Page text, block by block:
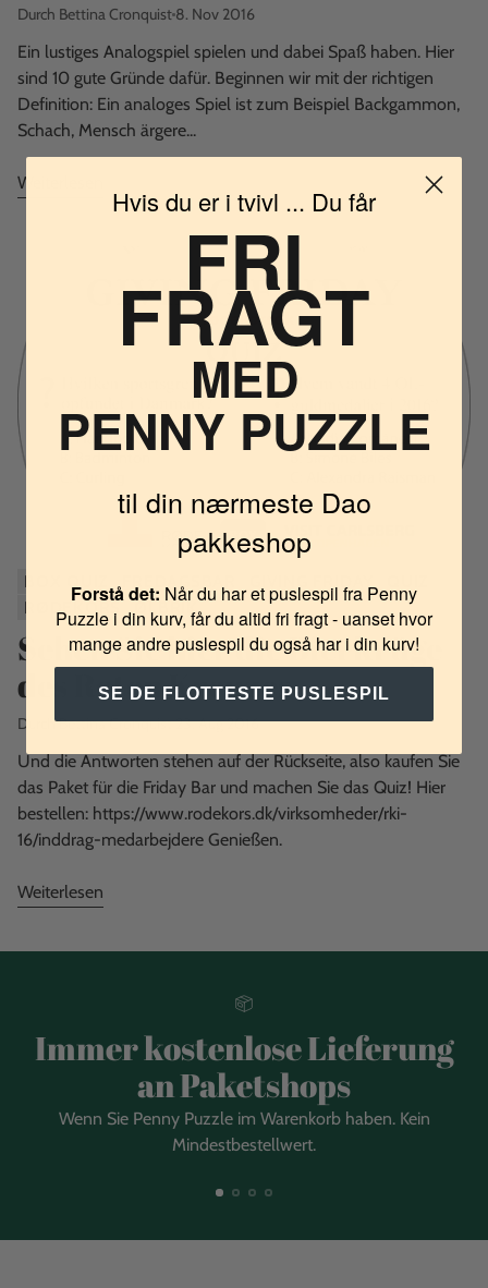
Durch Bettina Cronquist 8. Nov 2016
Ein lustiges Analogspiel spielen und dabei Spaß haben. Hier
sind 10 gute Gründe dafür. Beginnen wir mit der richtigen
Definition: Ein analoges Spiel ist zum Beispiel Backgammon,
Schach, Mensch ärgere...
Weiterlesen
BOX QUIZ FREDAGSBAR
RØDEKORS
ØLBRIK
Sehen Sie hier die Bierkrüge
des Roten Kreuzes
Durch Bettina Cronquist23. Aug 2016
Und die Antworten stehen auf der Rückseite, also kaufen Sie
das Paket für die Friday Bar und machen Sie das Quiz! Hier
bestellen: https://www.rodekors.dk/virksomheder/rki-
16/inddrag-medarbejdere Genießen.
Weiterlesen
Immer kostenlose Lieferung
an Paketshops
Wenn Sie Penny Puzzle im Warenkorb haben. Kein
Mindestbestellwert.
Hvis du er i tvivl ... Du får
FRI
FRAGT
MED
PENNY PUZZLE
til din nærmeste Dao
pakkeshop
Forstå det: Når du har et puslespil fra Penny
Puzzle i din kurv, får du altid fri fragt - uanset hvor
mange andre puslespil du også har i din kurv!
SE DE FLOTTESTE PUSLESPIL